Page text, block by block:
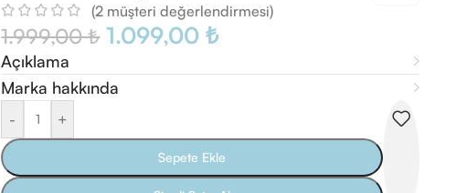
(2 müşteri değerlendirmesi)
1.999,00₺ 1.099,00₺
Açıklama
Marka hakkında
- +
Sepete Ekle